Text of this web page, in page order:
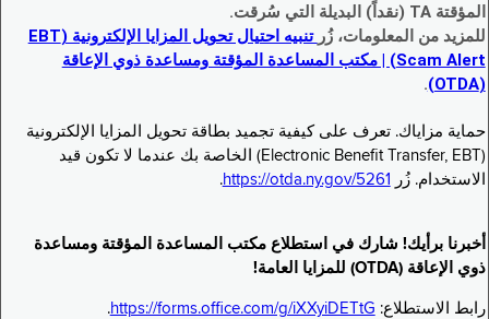
المؤقتة TA (نقداً) البديلة التي سُرقت.
للمزيد من المعلومات، زُر
تنبيه احتيال تحويل المزايا الإلكترونية (EBT
Scam Alert) | مكتب المساعدة المؤقتة ومساعدة ذوي الإعاقة
(OTDA)
.
حماية مزاياك. تعرف على كيفية تجميد بطاقة تحويل المزايا الإلكترونية
(Electronic Benefit Transfer, EBT) الخاصة بك عندما لا تكون قيد
الاستخدام. زُر
https://otda.ny.gov/5261
.
أخبرنا برأيك! شارك في استطلاع مكتب المساعدة المؤقتة ومساعدة
ذوي الإعاقة (OTDA) للمزايا العامة!
رابط الاستطلاع: https://forms.office.com/g/iXXyiDETtG
.